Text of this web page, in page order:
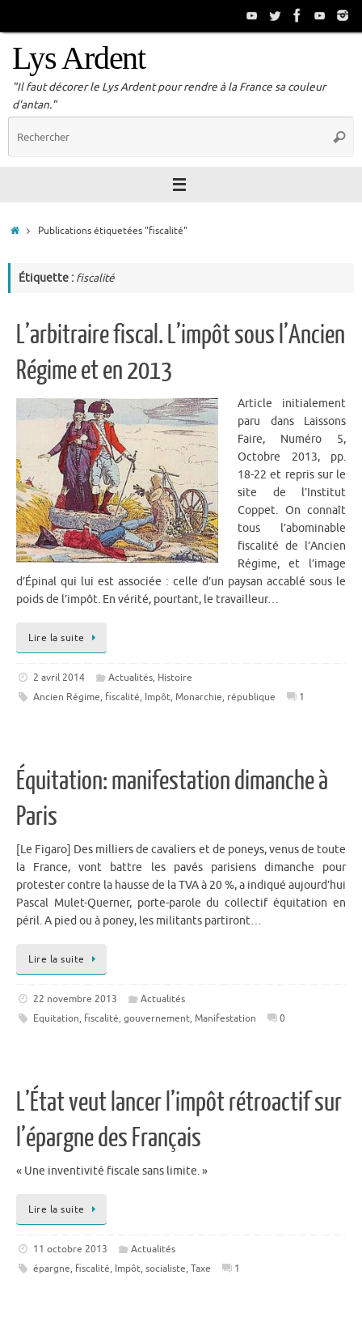
Lys Ardent
"Il faut décorer le Lys Ardent pour rendre à la France sa couleur
d'antan."
AccueilPublications étiquetées "fiscalité"
Étiquette : fiscalité
L’arbitraire fiscal. L’impôt sous l’Ancien
Régime et en 2013
Article initialement
paru dans Laissons
Faire, Numéro 5,
Octobre 2013, pp.
18-22 et repris sur le
site de l’Institut
Coppet. On connaît
tous l’abominable
fiscalité de l’Ancien
Régime, et l’image
d’Épinal qui lui est associée : celle d’un paysan accablé sous le
poids de l’impôt. En vérité, pourtant, le travailleur…
Lire la suite
2 avril 2014 Actualités, Histoire
Ancien Régime, fiscalité, Impôt, Monarchie, république 1
Équitation: manifestation dimanche à
Paris
[Le Figaro] Des milliers de cavaliers et de poneys, venus de toute
la France, vont battre les pavés parisiens dimanche pour
protester contre la hausse de la TVA à 20 %, a indiqué aujourd’hui
Pascal Mulet-Querner, porte-parole du collectif équitation en
péril. A pied ou à poney, les militants partiront…
Lire la suite
22 novembre 2013
Actualités
Equitation, fiscalité, gouvernement, Manifestation 0
L’État veut lancer l’impôt rétroactif sur
l’épargne des Français
« Une inventivité fiscale sans limite. »
Lire la suite
11 octobre 2013
Actualités
épargne, fiscalité, Impôt, socialiste, Taxe 1